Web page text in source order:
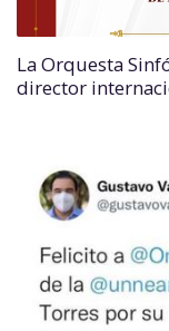
La Orquesta
director